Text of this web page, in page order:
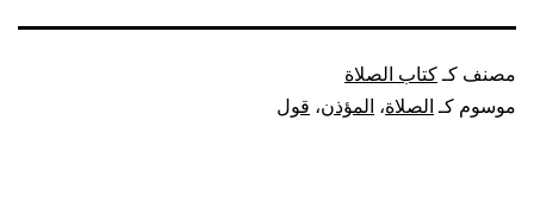
مصنف كـكتاب الصلاة
موسوم كـ الصلاة، المؤذن، قول